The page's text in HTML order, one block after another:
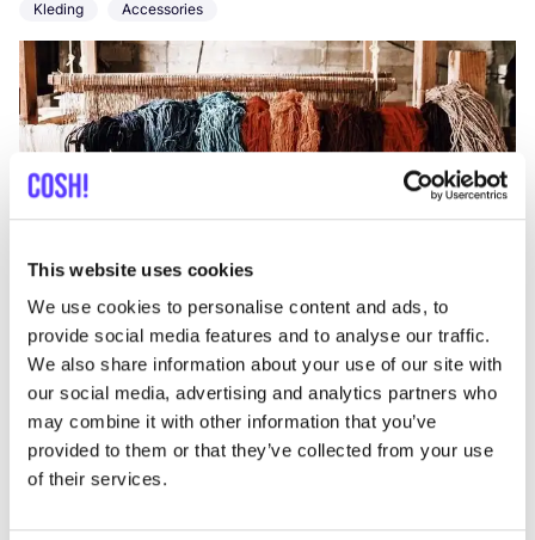
This website uses cookies
We use cookies to personalise content and ads, to
provide social media features and to analyse our traffic.
We also share information about your use of our site with
our social media, advertising and analytics partners who
may combine it with other information that you’ve
provided to them or that they’ve collected from your use
of their services.
Kleding Accessories
Aan route toevoegen Bezoek webshop
2WO+1NE=2
Akadimias 26, Athina
Sieraden Kleding +1
like